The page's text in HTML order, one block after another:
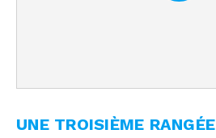
UNE TROISIÈME